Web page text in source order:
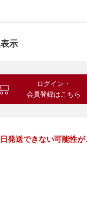
示
ログイン・
会員登録はこちら
発送できない可能性